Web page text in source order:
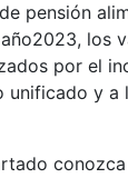
pensión
los
por el
unificado y a